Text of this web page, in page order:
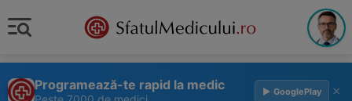
Programează-te rapid la medic ▶ GooglePlay ×